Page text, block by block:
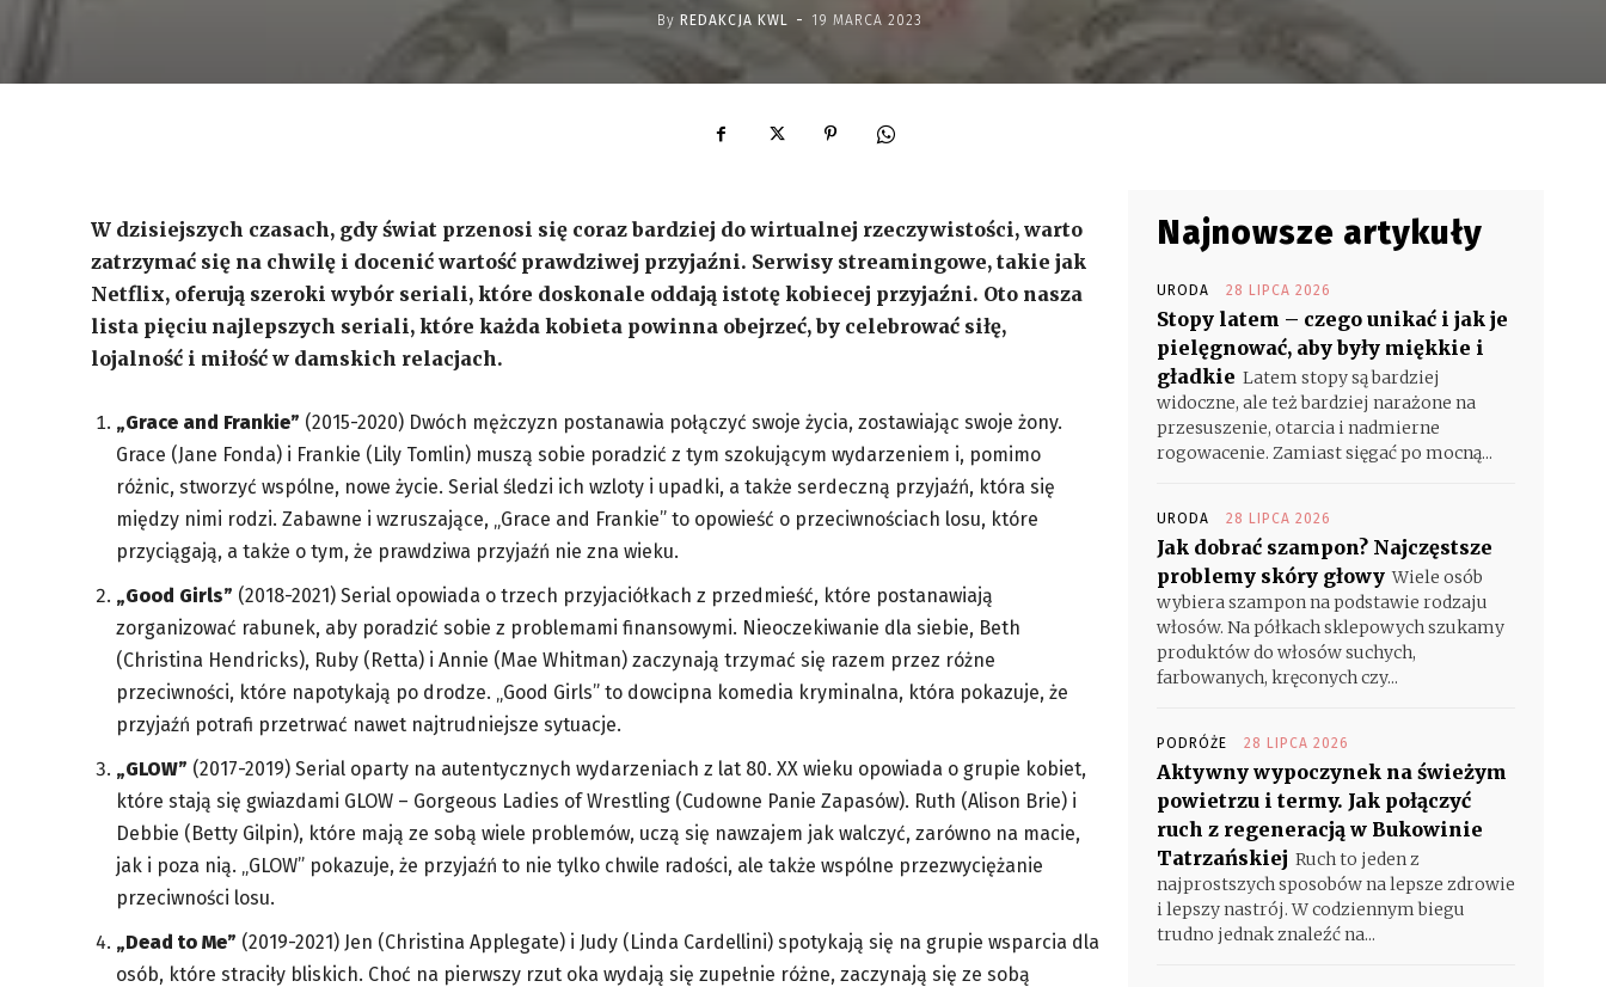
By REDAKCJA KWL - 19 MARCA 2023
W dzisiejszych czasach, gdy świat przenosi się coraz bardziej do wirtualnej rzeczywistości, warto
zatrzymać się na chwilę i docenić wartość prawdziwej przyjaźni. Serwisy streamingowe, takie jak
Netflix, oferują szeroki wybór seriali, które doskonale oddają istotę kobiecej przyjaźni. Oto nasza
lista pięciu najlepszych seriali, które każda kobieta powinna obejrzeć, by celebrować siłę,
lojalność i miłość w damskich relacjach.
„Grace and Frankie” (2015-2020) Dwóch mężczyzn postanawia połączyć swoje życia, zostawiając swoje żony.
Grace (Jane Fonda) i Frankie (Lily Tomlin) muszą sobie poradzić z tym szokującym wydarzeniem i, pomimo
różnic, stworzyć wspólne, nowe życie. Serial śledzi ich wzloty i upadki, a także serdeczną przyjaźń, która się
między nimi rodzi. Zabawne i wzruszające, „Grace and Frankie” to opowieść o przeciwnościach losu, które
przyciągają, a także o tym, że prawdziwa przyjaźń nie zna wieku.
„Good Girls” (2018-2021) Serial opowiada o trzech przyjaciółkach z przedmieść, które postanawiają
zorganizować rabunek, aby poradzić sobie z problemami finansowymi. Nieoczekiwanie dla siebie, Beth
(Christina Hendricks), Ruby (Retta) i Annie (Mae Whitman) zaczynają trzymać się razem przez różne
przeciwności, które napotykają po drodze. „Good Girls” to dowcipna komedia kryminalna, która pokazuje, że
przyjaźń potrafi przetrwać nawet najtrudniejsze sytuacje.
„GLOW” (2017-2019) Serial oparty na autentycznych wydarzeniach z lat 80. XX wieku opowiada o grupie kobiet,
które stają się gwiazdami GLOW – Gorgeous Ladies of Wrestling (Cudowne Panie Zapasów). Ruth (Alison Brie) i
Debbie (Betty Gilpin), które mają ze sobą wiele problemów, uczą się nawzajem jak walczyć, zarówno na macie,
jak i poza nią. „GLOW” pokazuje, że przyjaźń to nie tylko chwile radości, ale także wspólne przezwyciężanie
przeciwności losu.
„Dead to Me” (2019-2021) Jen (Christina Applegate) i Judy (Linda Cardellini) spotykają się na grupie wsparcia dla
osób, które straciły bliskich. Choć na pierwszy rzut oka wydają się zupełnie różne, zaczynają się ze sobą
Najnowsze artykuły
URODA 28 LIPCA 2026
Stopy latem – czego unikać i jak je
pielęgnować, aby były miękkie i
gładkie Latem stopy są bardziej
widoczne, ale też bardziej narażone na
przesuszenie, otarcia i nadmierne
rogowacenie. Zamiast sięgać po mocną...
URODA 28 LIPCA 2026
Jak dobrać szampon? Najczęstsze
problemy skóry głowy Wiele osób
wybiera szampon na podstawie rodzaju
włosów. Na półkach sklepowych szukamy
produktów do włosów suchych,
farbowanych, kręconych czy...
PODRÓŻE 28 LIPCA 2026
Aktywny wypoczynek na świeżym
powietrzu i termy. Jak połączyć
ruch z regeneracją w Bukowinie
Tatrzańskiej Ruch to jeden z
najprostszych sposobów na lepsze zdrowie
i lepszy nastrój. W codziennym biegu
trudno jednak znaleźć na...